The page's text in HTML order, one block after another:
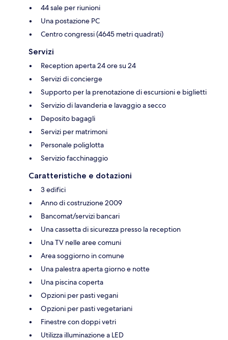
44 sale per riunioni
Una postazione PC
Centro congressi (4645 metri quadrati)
Servizi
Reception aperta 24 ore su 24
Servizi di concierge
Supporto per la prenotazione di escursioni e biglietti
Servizio di lavanderia e lavaggio a secco
Deposito bagagli
Servizi per matrimoni
Personale poliglotta
Servizio facchinaggio
Caratteristiche e dotazioni
3 edifici
Anno di costruzione 2009
Bancomat/servizi bancari
Una cassetta di sicurezza presso la reception
Una TV nelle aree comuni
Area soggiorno in comune
Una palestra aperta giorno e notte
Una piscina coperta
Opzioni per pasti vegani
Opzioni per pasti vegetariani
Finestre con doppi vetri
Utilizza illuminazione a LED